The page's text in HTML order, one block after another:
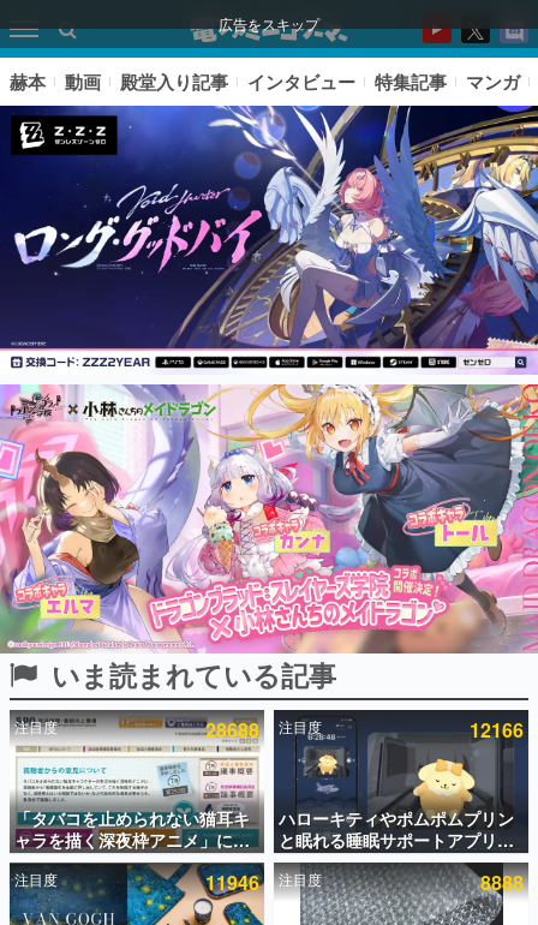
広告をスキップ
ピックアップ
電ファミのいま読まれている記事ランキング
アプリセール情報
インタビュー
連載・特集一覧
殿堂入り記事
SNS拡散数が数千以上！ ページビュー数万以上！ などな
ど。多くの人々に読まれた、電ファミ渾身の“殿堂入り”記
事をまとめました。
ゲームの企画書
名作ゲームクリエイターの方々に製作時のエピソードをお
聞きし、ヒットする企画（ゲーム）とは何か？を探ってい
きます。
赫本
この物語を解いてはいけない。『赫本』は、〈試験問題〉
の形をした短編ホラー小説集です。
赫本 動画 殿堂入り記事 インタビュー 特集記事 マンガ
いま読まれている記事
注目度 28688
「タバコを止められない猫耳キ
ャラを描く深夜枠アニメ」に視
聴者の一部から批判意見。違法
薬物の使用と思しき描写も含め
て、BPOが議論を交わす
注目度 12166
ハローキティやポムポムプリン
と眠れる睡眠サポートアプリ
『ゆめたび』が配信中。キャラ
ごとのASMRや目覚ましアラー
ムも搭載
注目度 11946 注目度 8888